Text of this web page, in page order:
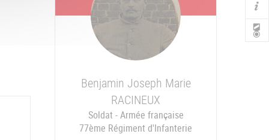
Sépulture JULLIARD Louis Emile
Benjamin Joseph Marie
RACINEUX
Soldat - Armée française
77ème Régiment d'Infanterie